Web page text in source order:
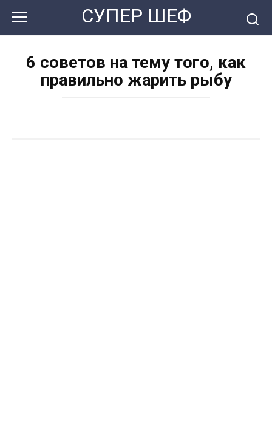
контенту
СУПЕР ШЕФ
6 советов на тему того, как
правильно жарить рыбу